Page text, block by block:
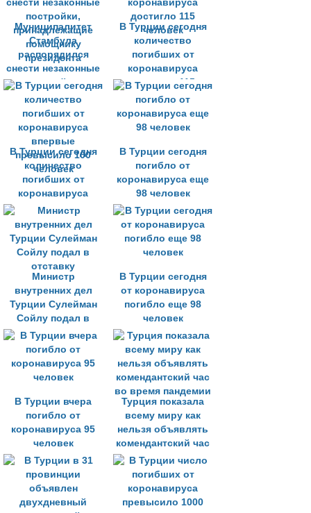
Муниципалитет
Стамбула
распорядился
снести незаконные
постройки,
принадлежащие
помощнику
президента
В Турции сегодня
количество
погибших от
коронавируса
достигло 115
человек
В Турции сегодня
количество
погибших от
коронавируса
впервые
превысило 100
человек
В Турции сегодня
погибло от
коронавируса еще
98 человек
Министр
внутренних дел
Турции Сулейман
Сойлу подал в
отставку
В Турции сегодня
от коронавируса
погибло еще 98
человек
В Турции вчера
погибло от
коронавируса 95
человек
Турция показала
всему миру как
нельзя объявлять
комендантский час
во время пандемии